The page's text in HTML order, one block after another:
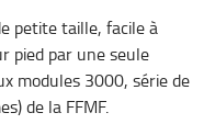
petite taille, facile à
pied par une seule
modules 3000, série de
de la FFMF.